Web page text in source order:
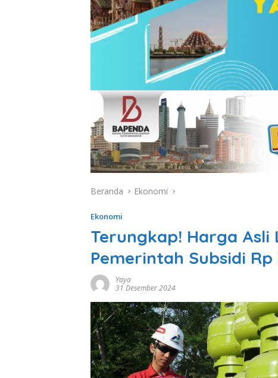
Beranda Ekonomi
Ekonomi
Terungkap! Harga Asli
Pemerintah Subsidi
Yaya
31 Desember 2024